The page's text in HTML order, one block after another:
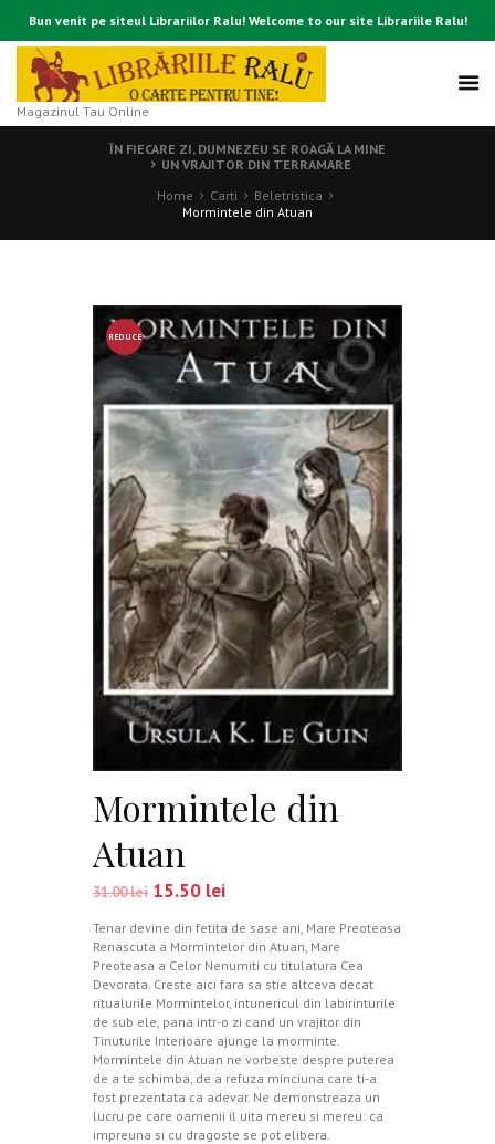
Bun venit pe siteul Librariilor Ralu! Welcome to our site Librariile Ralu!
Magazinul Tau Online
ÎN FIECARE ZI, DUMNEZEU SE ROAGĂ LA MINE
UN VRAJITOR DIN TERRAMARE
Home
Carti
Beletristica
Mormintele din Atuan
REDUCE
RE!
Mormintele din
Atuan
31.00lei 15.50 lei
Tenar devine din fetita de sase ani, Mare Preoteasa
Renascuta a Mormintelor din Atuan, Mare
Preoteasa a Celor Nenumiti cu titulatura Cea
Devorata. Creste aici fara sa stie altceva decat
ritualurile Mormintelor, intunericul din labirinturile
de sub ele, pana intr-o zi cand un vrajitor din
Tinuturile Interioare ajunge la morminte.
Mormintele din Atuan ne vorbeste despre puterea
de a te schimba, de a refuza minciuna care ti-a
fost prezentata ca adevar. Ne demonstreaza un
lucru pe care oamenii il uita mereu si mereu: ca
impreuna si cu dragoste se pot elibera.